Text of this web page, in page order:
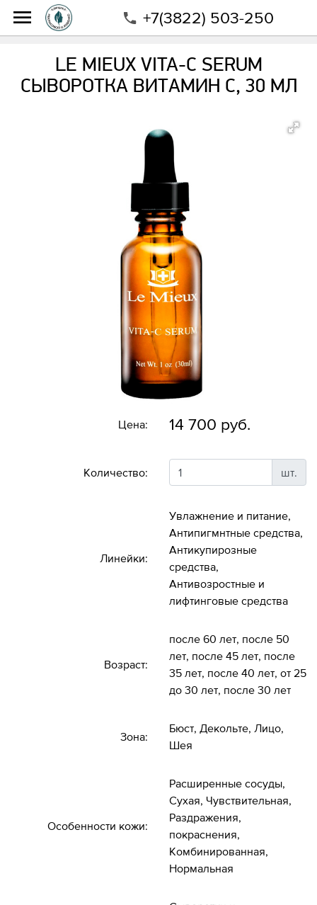
+7(3822) 503-250
Le Mieux Vita-C Serum Сыворотка Витамин С, 30 мл
LE MIEUX VITA-C SERUM
СЫВОРОТКА ВИТАМИН С, 30 МЛ
Цена: 14 700 руб.
Количество: шт.
Линейки:
Увлажнение и питание,
Антипигмнтные средства,
Антикупирозные
средства,
Антивозростные и
лифтинговые средства
Возраст:
после 60 лет, после 50
лет, после 45 лет, после
35 лет, после 40 лет, от 25
до 30 лет, после 30 лет
Зона:
Бюст, Декольте, Лицо,
Шея
Особенности кожи:
Расширенные сосуды,
Сухая, Чувствительная,
Раздражения,
покраснения,
Комбинированная,
Нормальная